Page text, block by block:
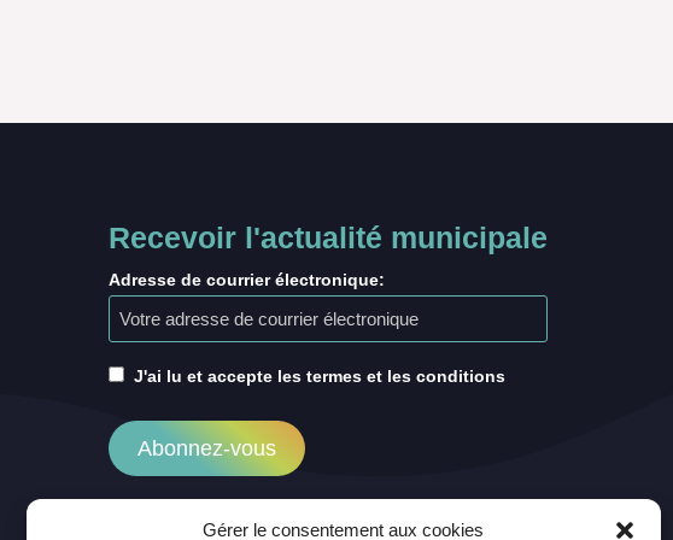
Gérer le consentement aux cookies
Recevoir l'actualité municipale
Adresse de courrier électronique:
J'ai lu et accepte les termes et les conditions